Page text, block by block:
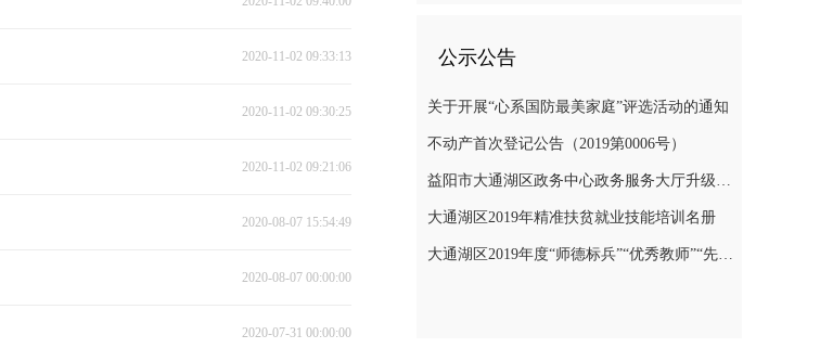
2020-11-02 09:33:13
2020-11-02 09:30:25
2020-11-02 09:21:06
2020-08-07 15:54:49
2020-08-07 00:00:00
2020-07-31 00:00:00
公示公告
关于开展“心系国防最美家庭”评选活动的通知
不动产首次登记公告（2019第0006号）
益阳市大通湖区政务中心政务服务大厅升级改造项目竞争性磋商邀请公告
大通湖区2019年精准扶贫就业技能培训名册
大通湖区2019年度“师德标兵”“优秀教师”“先进教育工作者”名单